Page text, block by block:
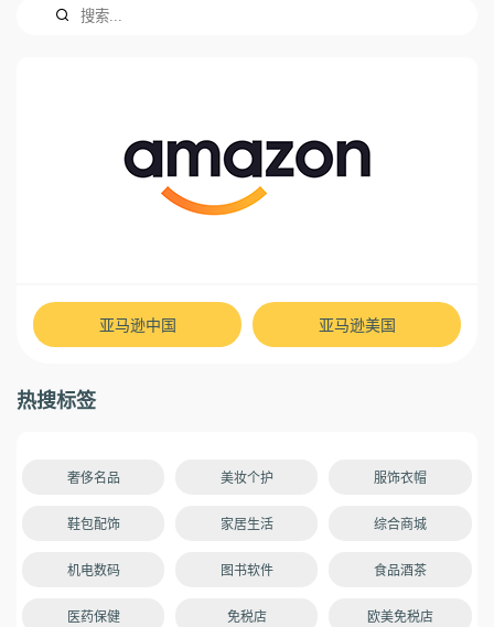
亚马逊中国 亚马逊美国
热搜标签
奢侈名品 美妆个护 服饰衣帽
鞋包配饰 家居生活 综合商城
机电数码 图书软件 食品酒茶
医药保健 免税店 欧美免税店